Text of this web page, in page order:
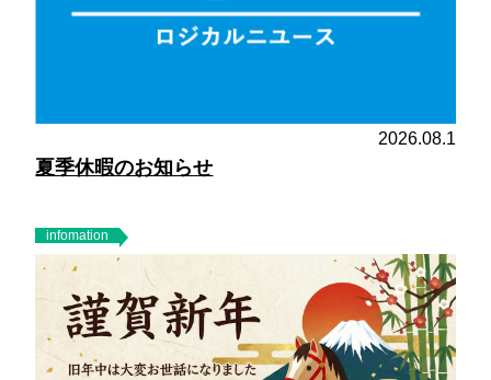
2026.08.1
夏季休暇のお知らせ
infomation